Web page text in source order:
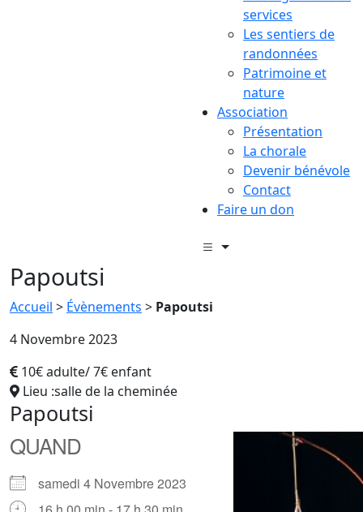
services
Les sentiers de
randonnées
Patrimoine et
nature
Association
Présentation
La chorale
Devenir bénévole
Contact
Faire un don
Papoutsi
Accueil > Évènements > Papoutsi
4 Novembre 2023
10€ adulte/ 7€ enfant
Lieu :salle de la cheminée
Papoutsi
QUAND
samedi 4 Novembre 2023